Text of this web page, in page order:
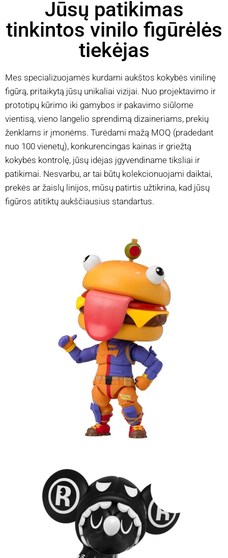
Jūsų patikimas
tinkintos vinilo figūrėlės
tiekėjas
Mes specializuojamės kurdami aukštos kokybės vinilinę
figūrą, pritaikytą jūsų unikaliai vizijai. Nuo projektavimo ir
prototipų kūrimo iki gamybos ir pakavimo siūlome
vientisą, vieno langelio sprendimą dizaineriams, prekių
ženklams ir įmonėms. Turėdami mažą MOQ (pradedant
nuo 100 vienetų), konkurencingas kainas ir griežtą
kokybės kontrolę, jūsų idėjas įgyvendiname tiksliai ir
patikimai. Nesvarbu, ar tai būtų kolekcionuojami daiktai,
prekės ar žaislų linijos, mūsų patirtis užtikrina, kad jūsų
figūros atitiktų aukščiausius standartus.